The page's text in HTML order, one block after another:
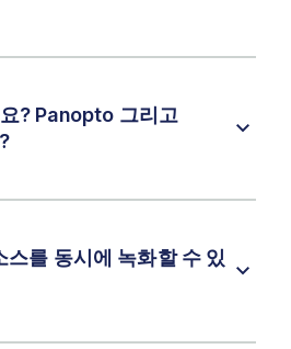
? Panopto 그리고
스를 동시에 녹화할 수 있